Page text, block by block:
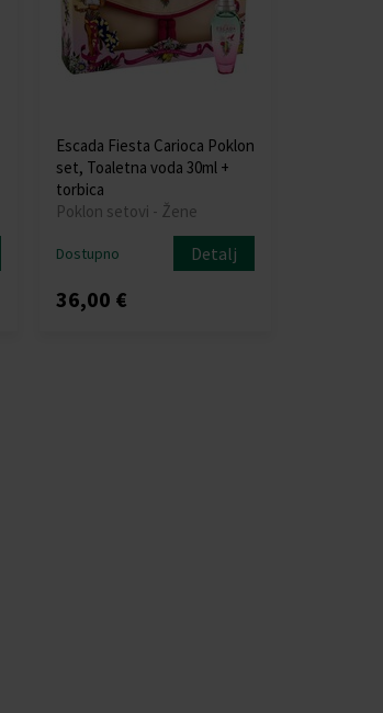
Escada Fiesta Carioca Poklon
set, Toaletna voda 30ml +
torbica
Poklon setovi - Žene
Dostupno Detalj
36,00 €